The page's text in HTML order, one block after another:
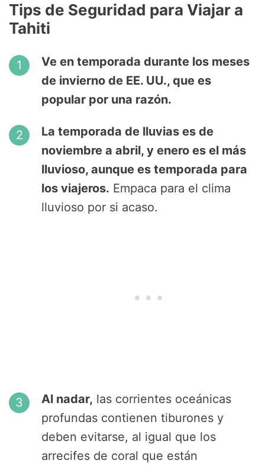
Tips de Seguridad para Viajar a
Tahiti
Ve en temporada durante los meses
de invierno de EE. UU., que es
popular por una razón.
La temporada de lluvias es de
noviembre a abril, y enero es el más
lluvioso, aunque es temporada para
los viajeros. Empaca para el clima
lluvioso por si acaso.
Al nadar, las corrientes oceánicas
profundas contienen tiburones y
deben evitarse, al igual que los
arrecifes de coral que están